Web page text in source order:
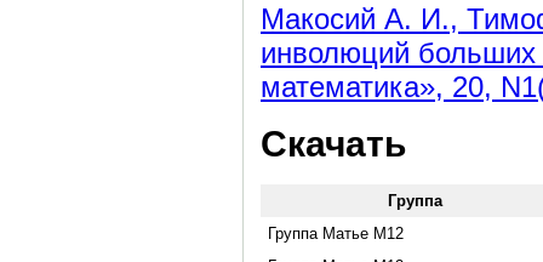
Макосий А. И.,
инволюций больших
математика», 20,
Скачать
Группа
Группа Матье M12